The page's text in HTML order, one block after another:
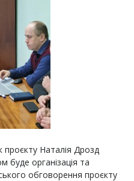
проєкту Наталія Дрозд
буде організація та
обговорення проєкту